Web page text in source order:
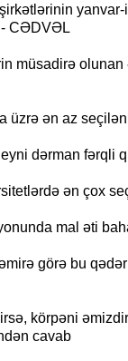
yanvar-
CƏDVƏL
müsadirə olunan
üzrə ən az
dərman fərqli
ən çox
mal əti
görə bu
körpəni
cavab